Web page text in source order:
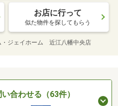
お店に行って
似た物件を探してもらう
・ジェイホーム 近江八幡中央店
合わせる（63件）